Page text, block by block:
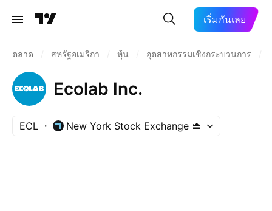
เริ่มกันเลย
ตลาด สหรัฐอเมริกา หุ้น อุตสาหกรรมเชิงกระบวนการ
Ecolab Inc.
ECL New York Stock Exchange